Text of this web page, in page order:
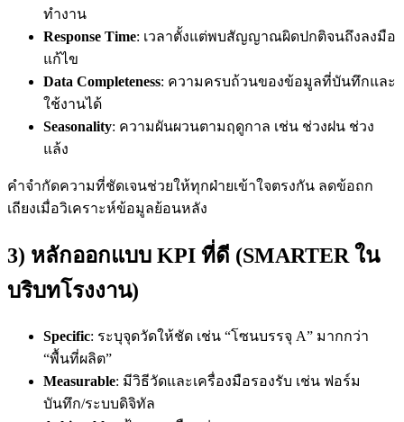
ทำงาน
Response Time: เวลาตั้งแต่พบสัญญาณผิดปกติจนถึงลงมือ
แก้ไข
Data Completeness: ความครบถ้วนของข้อมูลที่บันทึกและ
ใช้งานได้
Seasonality: ความผันผวนตามฤดูกาล เช่น ช่วงฝน ช่วง
แล้ง
คำจำกัดความที่ชัดเจนช่วยให้ทุกฝ่ายเข้าใจตรงกัน ลดข้อถก
เถียงเมื่อวิเคราะห์ข้อมูลย้อนหลัง
3) หลักออกแบบ KPI ที่ดี (SMARTER ใน
บริบทโรงงาน)
Specific: ระบุจุดวัดให้ชัด เช่น “โซนบรรจุ A” มากกว่า
“พื้นที่ผลิต”
Measurable: มีวิธีวัดและเครื่องมือรองรับ เช่น ฟอร์ม
บันทึก/ระบบดิจิทัล